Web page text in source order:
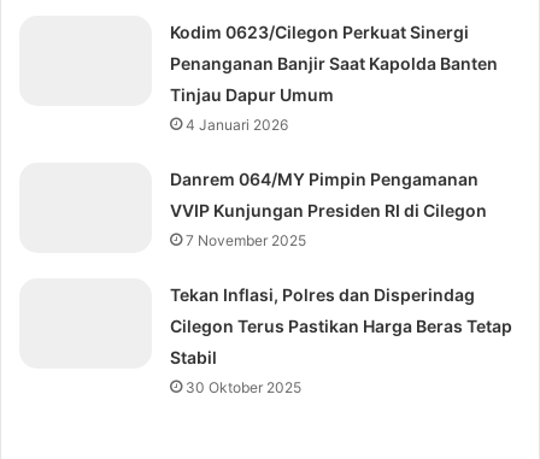
Kodim 0623/Cilegon Perkuat Sinergi
Penanganan Banjir Saat Kapolda Banten
Tinjau Dapur Umum
4 Januari 2026
Danrem 064/MY Pimpin Pengamanan
VVIP Kunjungan Presiden RI di Cilegon
7 November 2025
‎Tekan Inflasi, Polres dan Disperindag
Cilegon Terus Pastikan Harga Beras Tetap
Stabil
30 Oktober 2025